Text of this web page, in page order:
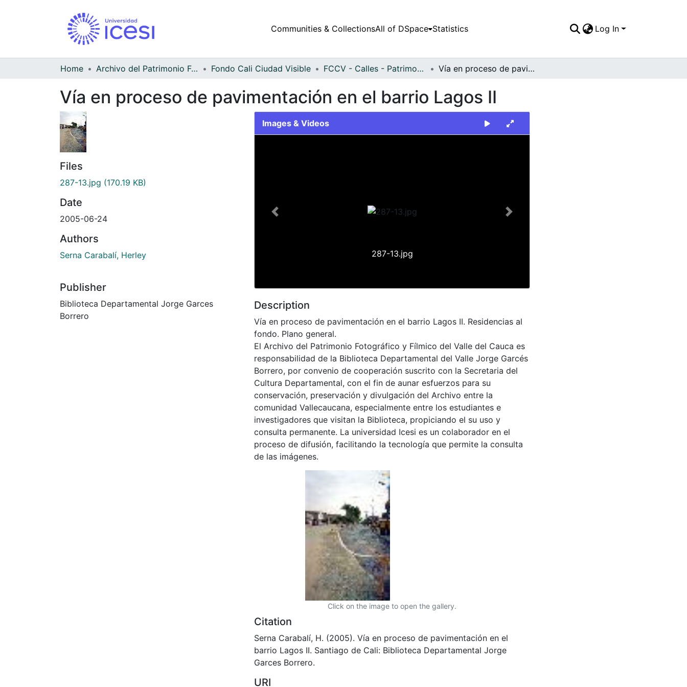
Communities & CollectionsAll of DSpace Statistics Log In
Home Archivo del Patrimonio Fotográfico y Fílmico del Valle del Cauca Fondo Cali Ciudad Visible FCCV - Calles - Patrimonial Vía en proceso de pavimentación en el barrio Lagos II
Vía en proceso de pavimentación en el barrio Lagos II
Files
287-13.jpg (170.19 KB)
Date
2005-06-24
Authors
Serna Carabalí, Herley
Publisher
Biblioteca Departamental Jorge Garces
Borrero
Images & Videos
287-13.jpg
Previous Next
Description
Vía en proceso de pavimentación en el barrio Lagos II. Residencias al
fondo. Plano general.
El Archivo del Patrimonio Fotográfico y Fílmico del Valle del Cauca es
responsabilidad de la Biblioteca Departamental del Valle Jorge Garcés
Borrero, por convenio de cooperación suscrito con la Secretaria del
Cultura Departamental, con el fin de aunar esfuerzos para su
conservación, preservación y divulgación del Archivo entre la
comunidad Vallecaucana, especialmente entre los estudiantes e
investigadores que visitan la Biblioteca, propiciando el su uso y
consulta permanente. La universidad Icesi es un colaborador en el
proceso de difusión, facilitando la tecnología que permite la consulta
de las imágenes.
Click on the image to open the gallery.
Citation
Serna Carabalí, H. (2005). Vía en proceso de pavimentación en el
barrio Lagos II. Santiago de Cali: Biblioteca Departamental Jorge
Garces Borrero.
URI